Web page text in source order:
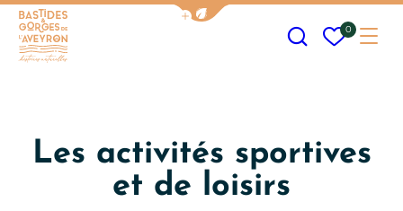
Afficher la barre de navigation
Mes
0
Les activités sportives
et de loisirs